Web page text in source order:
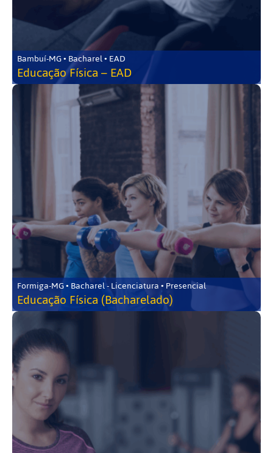
Bambuí-MG • Bacharel • EAD
Educação Física – EAD
Formiga-MG • Bacharel - Licenciatura • Presencial
Educação Física (Bacharelado)